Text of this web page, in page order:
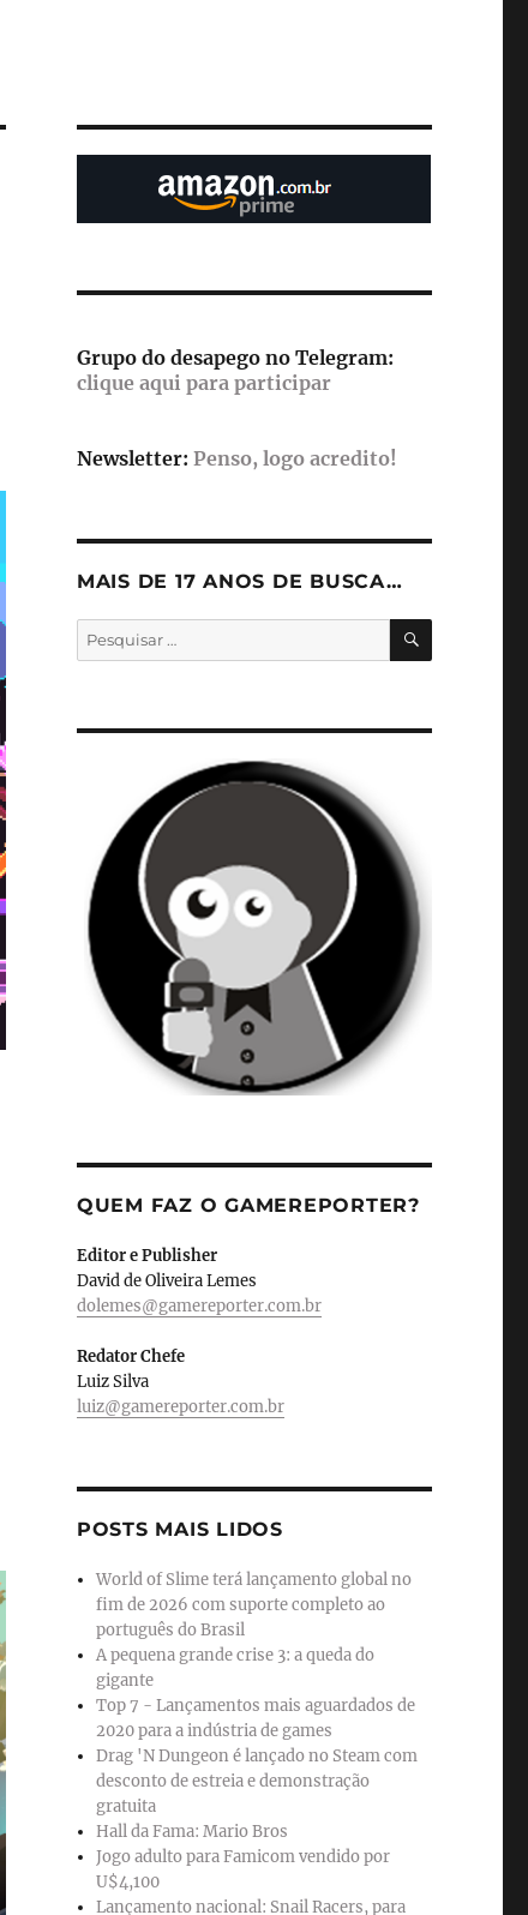
Grupo do desapego no Telegram:
clique aqui para participar
Newsletter: Penso, logo acredito!
MAIS DE 17 ANOS DE BUSCA…
Pesquisar
por:
QUEM FAZ O GAMEREPORTER?
Editor e Publisher
David de Oliveira Lemes
dolemes@gamereporter.com.br
Redator Chefe
Luiz Silva
luiz@gamereporter.com.br
POSTS MAIS LIDOS
World of Slime terá lançamento global no
fim de 2026 com suporte completo ao
português do Brasil
A pequena grande crise 3: a queda do
gigante
Top 7 - Lançamentos mais aguardados de
2020 para a indústria de games
Drag 'N Dungeon é lançado no Steam com
desconto de estreia e demonstração
gratuita
Hall da Fama: Mario Bros
Jogo adulto para Famicom vendido por
U$4,100
Lançamento nacional: Snail Racers, para